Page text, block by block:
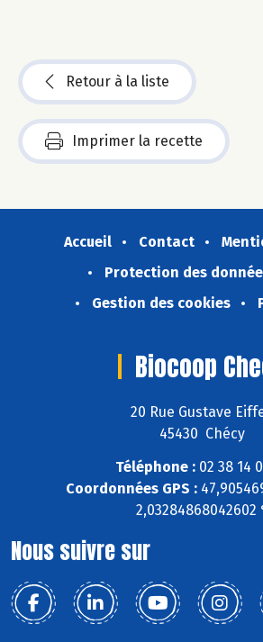
Retour à la liste
Imprimer la recette
Accueil Contact
Protection des
Gestion des cookies
Biocoop
20 Rue Gustave
45430 Chécy
Téléphone :02 38 14
Coordonnées GPS :
2,03284868042602
Nous suivre sur